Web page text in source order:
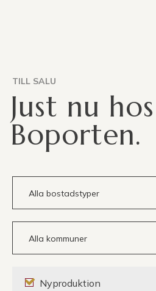
TILL SALU
Just nu hos
Boporten.
Nyproduktion